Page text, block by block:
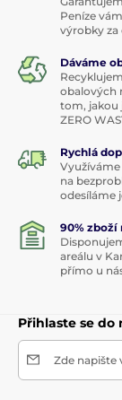
velká
u vás
47 Kč
Šetříme